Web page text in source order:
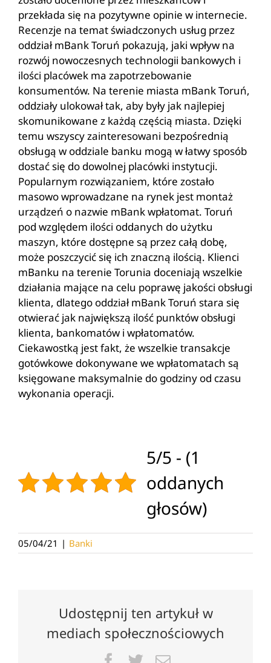
przekłada się na pozytywne opinie w internecie.
Recenzje na temat świadczonych usług przez
oddział mBank Toruń pokazują, jaki wpływ na
rozwój nowoczesnych technologii bankowych i
ilości placówek ma zapotrzebowanie
konsumentów. Na terenie miasta mBank Toruń,
oddziały ulokował tak, aby były jak najlepiej
skomunikowane z każdą częścią miasta. Dzięki
temu wszyscy zainteresowani bezpośrednią
obsługą w oddziale banku mogą w łatwy sposób
dostać się do dowolnej placówki instytucji.
Popularnym rozwiązaniem, które zostało
masowo wprowadzane na rynek jest montaż
urządzeń o nazwie mBank wpłatomat. Toruń
pod względem ilości oddanych do użytku
maszyn, które dostępne są przez całą dobę,
może poszczycić się ich znaczną ilością. Klienci
mBanku na terenie Torunia doceniają wszelkie
działania mające na celu poprawę jakości obsługi
klienta, dlatego oddział mBank Toruń stara się
otwierać jak największą ilość punktów obsługi
klienta, bankomatów i wpłatomatów.
Ciekawostką jest fakt, że wszelkie transakcje
gotówkowe dokonywane we wpłatomatach są
księgowane maksymalnie do godziny od czasu
wykonania operacji.
5/5 - (1
oddanych
głosów)
05/04/21 | Banki
Udostępnij ten artykuł w
mediach społecznościowych
Facebook
TwitterEmail